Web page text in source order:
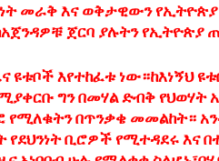
መራቅ እና ወቅታዊውን የኢትዮጵያ
ጀርባ ያሉትን የኢትዮጵያ
ዩቱቦች እየተከፈቱ ነው።ከእነኝህ
ግን በመሃል ድብቅ
የሚለቁትን በጥንቃቄ መመልከት።
የደህንነት ቢሮዎች የሚተዳደሩ እና